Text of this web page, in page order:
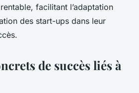
facilitant l’adaptation
des start-ups dans leur
de succès liés à